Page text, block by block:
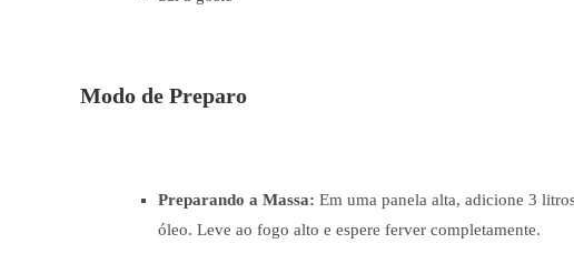
Modo de Preparo
Preparando a Massa: Em uma panela alta, adicione 3
óleo. Leve ao fogo alto e espere ferver completamente.